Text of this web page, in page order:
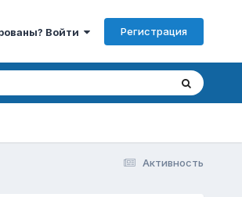
Войти Регистрация
Активность